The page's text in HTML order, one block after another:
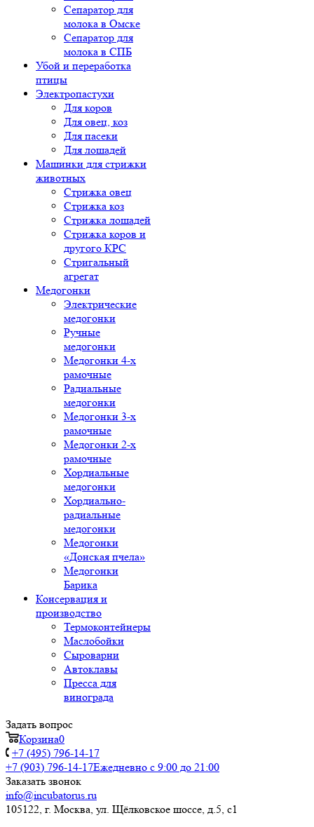
Сепаратор для
молока в Омске
Сепаратор для
молока в СПБ
Убой и переработка
птицы
Электропастухи
Для коров
Для овец, коз
Для пасеки
Для лошадей
Машинки для стрижки
животных
Стрижка овец
Стрижка коз
Стрижка лошадей
Стрижка коров и
другого КРС
Стригальный
агрегат
Медогонки
Электрические
медогонки
Ручные
медогонки
Медогонки 4-х
рамочные
Радиальные
медогонки
Медогонки 3-х
рамочные
Медогонки 2-х
рамочные
Хордиальные
медогонки
Хордиально-
радиальные
медогонки
Медогонки
«Донская пчела»
Медогонки
Барика
Консервация и
производство
Термоконтейнеры
Маслобойки
Сыроварни
Автоклавы
Пресса для
винограда
Задать вопрос
Корзина0
+7 (495) 796-14-17
+7 (903) 796-14-17Ежедневно с 9:00 до 21:00
Заказать звонок
info@incubatorus.ru
105122, г. Москва, ул. Щёлковское шоссе, д.5, с1